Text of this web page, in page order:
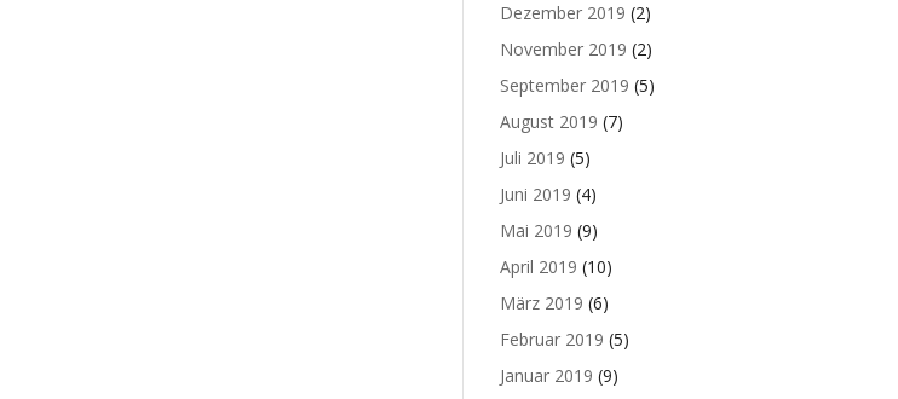
Dezember 2019 (2)
November 2019 (2)
September 2019 (5)
August 2019 (7)
Juli 2019 (5)
Juni 2019 (4)
Mai 2019 (9)
April 2019 (10)
März 2019 (6)
Februar 2019 (5)
Januar 2019 (9)